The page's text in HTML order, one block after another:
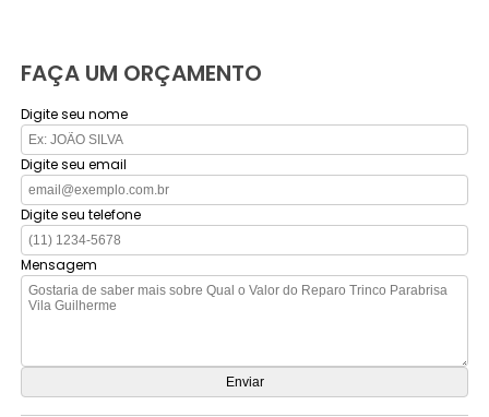
FAÇA UM ORÇAMENTO
Digite seu nome
Digite seu email
Digite seu telefone
Mensagem